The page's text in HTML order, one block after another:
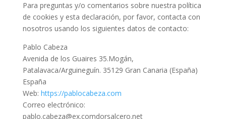
Para preguntas y/o comentarios sobre nuestra política
de cookies y esta declaración, por favor, contacta con
nosotros usando los siguientes datos de contacto:
Pablo Cabeza
Avenida de los Guaires 35.Mogán,
Patalavaca/Arguineguín. 35129 Gran Canaria (España)
España
Web: https://pablocabeza.com
Correo electrónico:
pablo.cabeza@ex.comdorsalcero.net